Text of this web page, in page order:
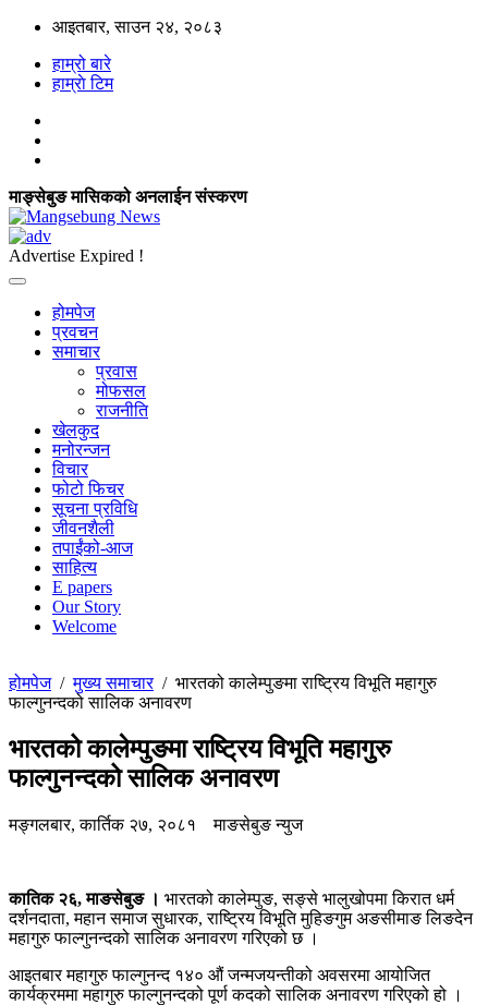
आइतबार, साउन २४, २०८३
हाम्रो बारे
हाम्राे टिम
माङ्सेबुङ मासिकको अनलाईन संस्करण
Advertise Expired !
होमपेज
प्रवचन
समाचार
प्रवास
मोफसल
राजनीति
खेलकुद
मनोरन्जन
विचार
फोटो फिचर
सूचना प्रविधि
जीवनशैली
तपाईंको-आज
साहित्य
E papers
Our Story
Welcome
होमपेज/मुख्य समाचार/ भारतको कालेम्पुङमा राष्ट्रिय विभूति महागुरु
फाल्गुनन्दको सालिक अनावरण
भारतको कालेम्पुङमा राष्ट्रिय विभूति महागुरु
फाल्गुनन्दको सालिक अनावरण
मङ्गलबार, कार्तिक २७, २०८१ माङसेबुङ न्युज
कातिक २६, माङसेबुङ । भारतको कालेम्पुङ, सङ्से भालुखोपमा किरात धर्म
दर्शनदाता, महान समाज सुधारक, राष्ट्रिय विभूति मुहिङगुम अङसीमाङ लिङदेन
महागुरु फाल्गुनन्दको सालिक अनावरण गरिएको छ ।
आइतबार महागुरु फाल्गुनन्द १४० औं जन्मजयन्तीको अवसरमा आयोजित
कार्यक्रममा महागुरु फाल्गुनन्दको पूर्ण कदको सालिक अनावरण गरिएको हो ।